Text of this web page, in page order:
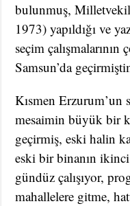
bulunmuş,
1973) yapıldığı ve
seçim
Samsun’da
Kısmen Erzurum’un
mesaimin büyük bir
geçirmiş, eski halin
eski bir binanın
gündüz çalışıyor,
mahallelere gitme,